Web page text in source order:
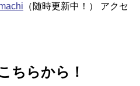
（随時更新中！） アクセ
ちらから！